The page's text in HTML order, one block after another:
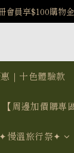
第一波古文明馬拉
會員享$100購物
第一波古文明馬拉
｜十色體驗款
【周邊加價購專
✦慢溫旅行祭✦